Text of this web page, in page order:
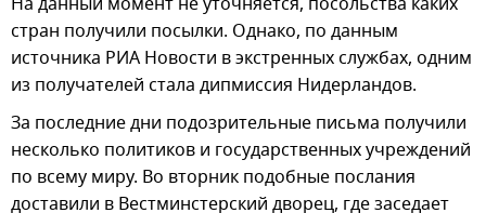
стран получили посылки. Однако, по данным
источника РИА Новости в экстренных службах, одним
из получателей стала дипмиссия Нидерландов.
За последние дни подозрительные письма получили
несколько политиков и государственных учреждений
по всему миру. Во вторник подобные послания
доставили в Вестминстерский дворец, где заседает